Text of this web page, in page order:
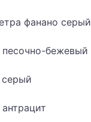
фанано серый
песочно-бежевый
серый